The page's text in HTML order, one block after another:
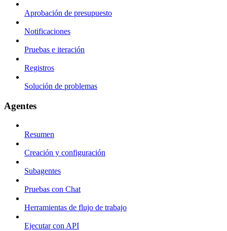
Aprobación de presupuesto
Notificaciones
Pruebas e iteración
Registros
Solución de problemas
Agentes
Resumen
Creación y configuración
Subagentes
Pruebas con Chat
Herramientas de flujo de trabajo
Ejecutar con API